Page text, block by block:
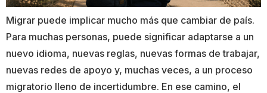
Migrar puede implicar mucho más que cambiar de país.
Para muchas personas, puede significar adaptarse a un
nuevo idioma, nuevas reglas, nuevas formas de trabajar,
nuevas redes de apoyo y, muchas veces, a un proceso
migratorio lleno de incertidumbre. En ese camino, el